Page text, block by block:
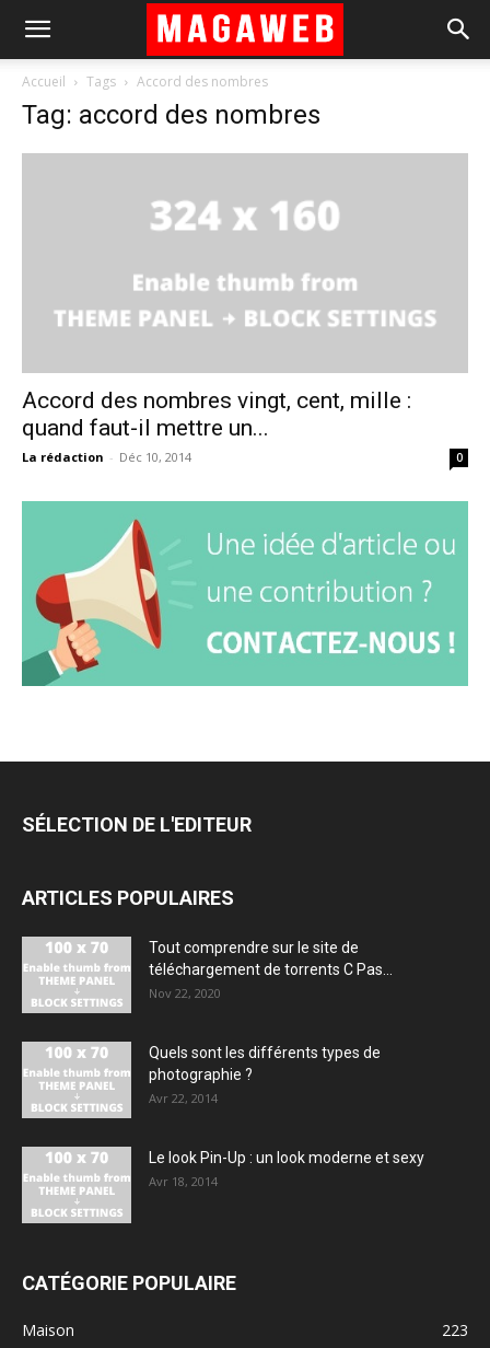
Accueil Tags Accord des nombres
Tag: accord des nombres
Accord des nombres vingt, cent, mille :
quand faut-il mettre un...
La rédaction - Déc 10, 2014 0
SÉLECTION DE L'EDITEUR
ARTICLES POPULAIRES
Tout comprendre sur le site de
téléchargement de torrents C Pas...
Nov 22, 2020
Quels sont les différents types de
photographie ?
Avr 22, 2014
Le look Pin-Up : un look moderne et sexy
Avr 18, 2014
CATÉGORIE POPULAIRE
Maison
223